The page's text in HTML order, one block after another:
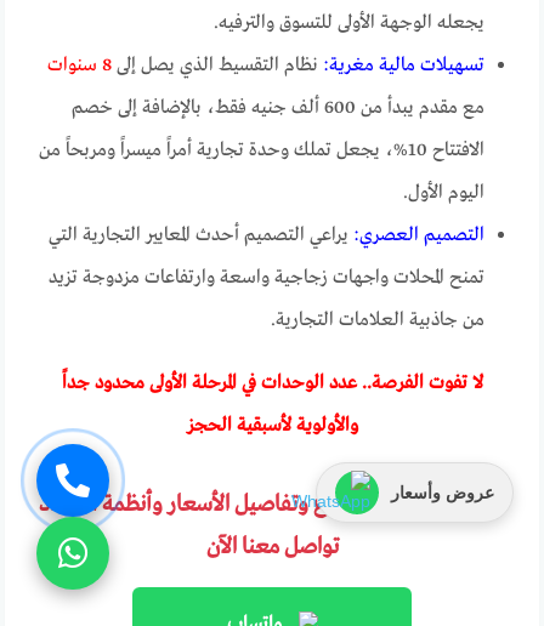
يجعله الوجهة الأولى للتسوق والترفيه.
تسهيلات مالية مغرية: نظام التقسيط الذي يصل إلى8 سنوات
مع مقدم يبدأ من 600 ألف جنيه فقط، بالإضافة إلى خصم
الافتتاح 10%، يجعل تملك وحدة تجارية أمراً ميسراً ومربحاً من
اليوم الأول.
التصميم العصري: يراعي التصميم أحدث المعايير التجارية التي
تمنح المحلات واجهات زجاجية واسعة وارتفاعات مزدوجة تزيد
من جاذبية العلامات التجارية.
لا تفوت الفرصة.. عدد الوحدات في المرحلة الأولى محدود جداً
والأولوية لأسبقية الحجز
لمعرفة المزيد عن المشروع وتفاصيل الأسعار وأنظمة السداد
تواصل معنا الآن
عروض وأسعار